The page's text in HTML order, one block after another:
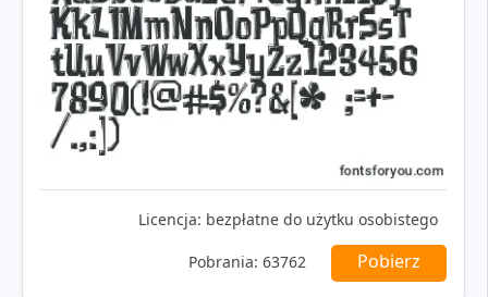
Licencja: bezpłatne do użytku osobistego
Pobrania: 63762 Pobierz